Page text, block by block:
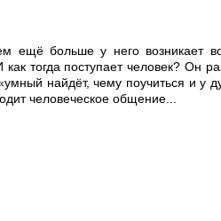
ещё больше у него возникает
тогда поступает человек? Он
найдёт, чему поучиться и у
человеческое общение...